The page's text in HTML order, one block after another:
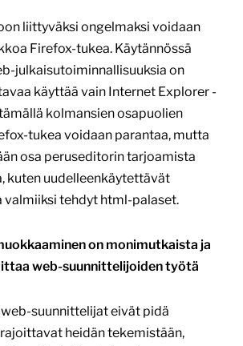
liittyväksi ongelmaksi voidaan
Firefox-tukea. Käytännössä
julkaisutoiminnallisuuksia on
käyttää vain Internet Explorer -
kolmansien osapuolien
tukea voidaan parantaa, mutta
osa peruseditorin tarjoamista
kuten uudelleenkäytettävät
valmiiksi tehdyt html-palaset.
on monimutkaista ja
web-suunnittelijoiden työtä
suunnittelijat eivät pidä
heidän tekemistään,